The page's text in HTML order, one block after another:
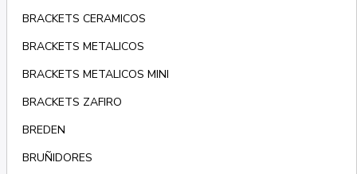
BRACKETS CERAMICOS
BRACKETS METALICOS
BRACKETS METALICOS MINI
BRACKETS ZAFIRO
BREDEN
BRUÑIDORES